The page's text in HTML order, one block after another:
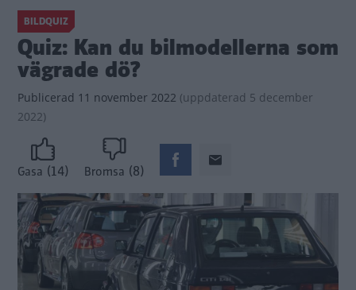
BILDQUIZ
Quiz: Kan du bilmodellerna som
vägrade dö?
Publicerad 11 november 2022 (uppdaterad 5 december
2022)
Gasa (14) Bromsa (8)